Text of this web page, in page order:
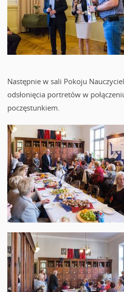
Następnie w sali Pokoju
odsłonięcia portretów w
poczęstunkiem.